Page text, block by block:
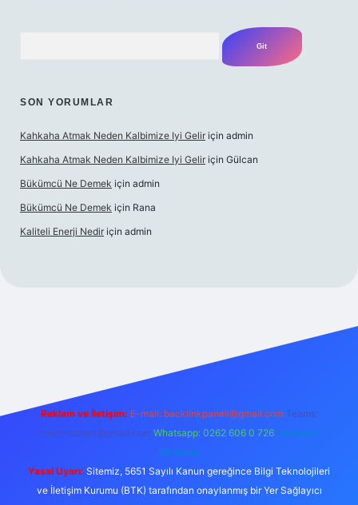
SON YORUMLAR
Kahkaha Atmak Neden Kalbimize Iyi Gelir için admin
Kahkaha Atmak Neden Kalbimize Iyi Gelir için Gülcan
Bükümcü Ne Demek için admin
Bükümcü Ne Demek için Rana
Kaliteli Enerji Nedir için admin
Reklam ve İletişim: E-mail: backlinkpaneli@gmail.com Teams:
forumhizmeti@gmail.com Whatsapp: 0262 606 0 726 Telegram:
@karabul
Yasal Uyarı: Sitemiz, 5651 Sayılı Kanun gereğince Bilgi Teknolojileri
ve İletişim Kurumu (BTK) tarafından onaylanmış bir Yer Sağlayıcı